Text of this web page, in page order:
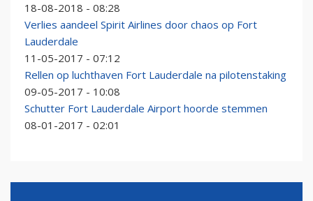
18-08-2018 - 08:28
Verlies aandeel Spirit Airlines door chaos op Fort
Lauderdale
11-05-2017 - 07:12
Rellen op luchthaven Fort Lauderdale na pilotenstaking
09-05-2017 - 10:08
Schutter Fort Lauderdale Airport hoorde stemmen
08-01-2017 - 02:01